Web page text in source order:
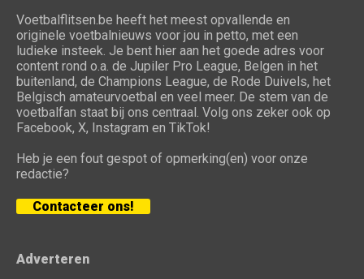
Voetbalflitsen.be heeft het meest opvallende en
originele voetbalnieuws voor jou in petto, met een
ludieke insteek. Je bent hier aan het goede adres voor
content rond o.a. de Jupiler Pro League, Belgen in het
buitenland, de Champions League, de Rode Duivels, het
Belgisch amateurvoetbal en veel meer. De stem van de
voetbalfan staat bij ons centraal. Volg ons zeker ook op
Facebook, X, Instagram en TikTok!
Heb je een fout gespot of opmerking(en) voor onze
redactie?
Contacteer ons!
Adverteren